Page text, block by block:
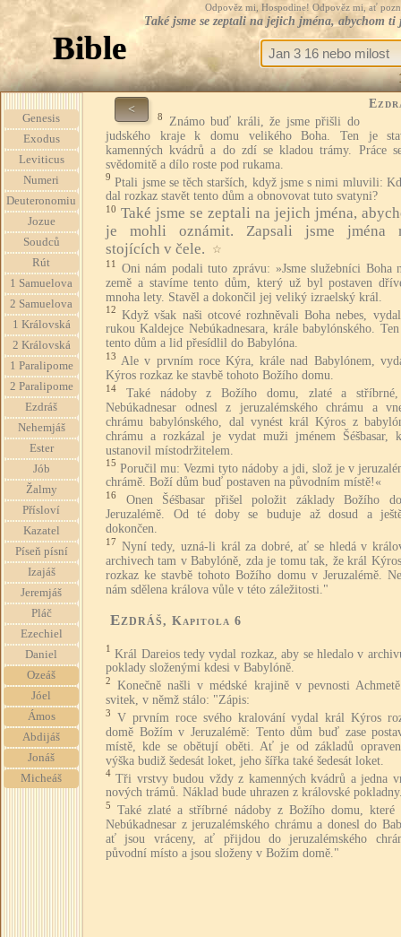
Odpověz mi, Hospodine! Odpověz mi, ať
Také jsme se zeptali na jejich jména, abychom
Bible
Genesis
Exodus
Leviticus
Numeri
Deuteronomiu
Jozue
Soudců
Rút
1 Samuelova
2 Samuelova
1 Královská
2 Královská
1 Paralipome
2 Paralipome
Ezdráš
Nehemjáš
Ester
Jób
Žalmy
Přísloví
Kazatel
Píseň písní
Izajáš
Jeremjáš
Pláč
Ezechiel
Daniel
Ozeáš
Jóel
Ámos
Abdijáš
Jonáš
Micheáš
<
8
Známo buď králi, že jsme přišli do
judského kraje k domu velikého Boha. Ten je
kamenných kvádrů a do zdí se kladou trámy. Práce
svědomitě a dílo roste pod rukama.
9 Ptali jsme se těch starších, když jsme s nimi mluvili:
dal rozkaz stavět tento dům a obnovovat tuto svatyni?
10 Také jsme se zeptali na jejich jména,
je mohli oznámit. Zapsali jsme jména
stojících v čele.
☆
11
Oni nám podali tuto zprávu: »Jsme služebníci Boha
země a stavíme tento dům, který už byl postaven
mnoha lety. Stavěl a dokončil jej veliký izraelský král.
12
Když však naši otcové rozhněvali Boha nebes,
rukou Kaldejce Nebúkadnesara, krále babylónského.
tento dům a lid přesídlil do Babylóna.
13 Ale v prvním roce Kýra, krále nad Babylónem,
Kýros rozkaz ke stavbě tohoto Božího domu.
14
Také nádoby z Božího domu, zlaté a
Nebúkadnesar odnesl z jeruzalémského chrámu a
chrámu babylónského, dal vynést král Kýros z
chrámu a rozkázal je vydat muži jménem Šéšbasar,
ustanovil místodržitelem.
15 Poručil mu: Vezmi tyto nádoby a jdi, slož je v
chrámě. Boží dům buď postaven na původním místě!«
16
Onen Šéšbasar přišel položit základy Božího
Jeruzalémě. Od té doby se buduje až dosud a
dokončen.
17 Nyní tedy, uzná-li král za dobré, ať se hledá v
archivech tam v Babylóně, zda je tomu tak, že král
rozkaz ke stavbě tohoto Božího domu v Jeruzalémě.
nám sdělena králova vůle v této záležitosti."
Ezdráš, Kapitola 6
1 Král Dareios tedy vydal rozkaz, aby se hledalo v
poklady složenými kdesi v Babylóně.
2
Konečně našli v médské krajině v pevnosti
svitek, v němž stálo: "Zápis:
3
V prvním roce svého kralování vydal král Kýros
domě Božím v Jeruzalémě: Tento dům buď zase
místě, kde se obětují oběti. Ať je od základů
výška budiž šedesát loket, jeho šířka také šedesát loket.
4 Tři vrstvy budou vždy z kamenných kvádrů a jedna
nových trámů. Náklad bude uhrazen z královské
5
Také zlaté a stříbrné nádoby z Božího domu, které
Nebúkadnesar z jeruzalémského chrámu a donesl do
ať jsou vráceny, ať přijdou do jeruzalémského
původní místo a jsou složeny v Božím domě."